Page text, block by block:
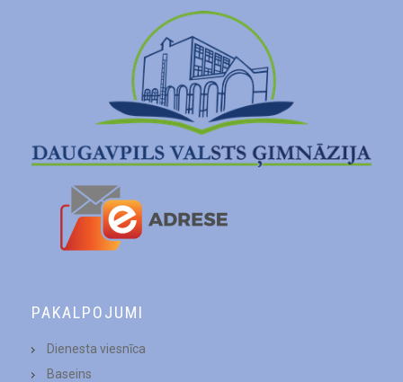
PAKALPOJUMI
Dienesta viesnīca
Baseins